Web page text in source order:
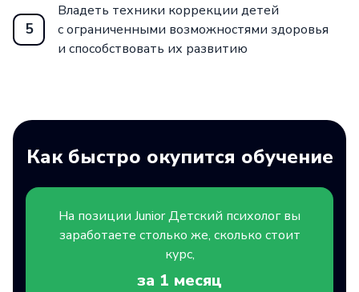
5
Владеть техники коррекции детей
с ограниченными возможностями здоровья
и способствовать их развитию
Как быстро окупится обучение
На позиции JuniorДетский психолог вы
заработаете столько же, сколько стоит
курс,
за 1 месяц